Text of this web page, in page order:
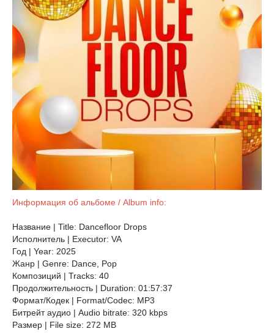
Информация об альбоме / Album info:
Название | Title: Dancefloor Drops
Исполнитель | Executor: VA
Год | Year: 2025
Жанр | Genre: Dance, Pop
Композиций | Tracks: 40
Продолжительность | Duration: 01:57:37
Формат/Кодек | Format/Codec: MP3
Битрейт аудио | Audio bitrate: 320 kbps
Размер | File size: 272 MB